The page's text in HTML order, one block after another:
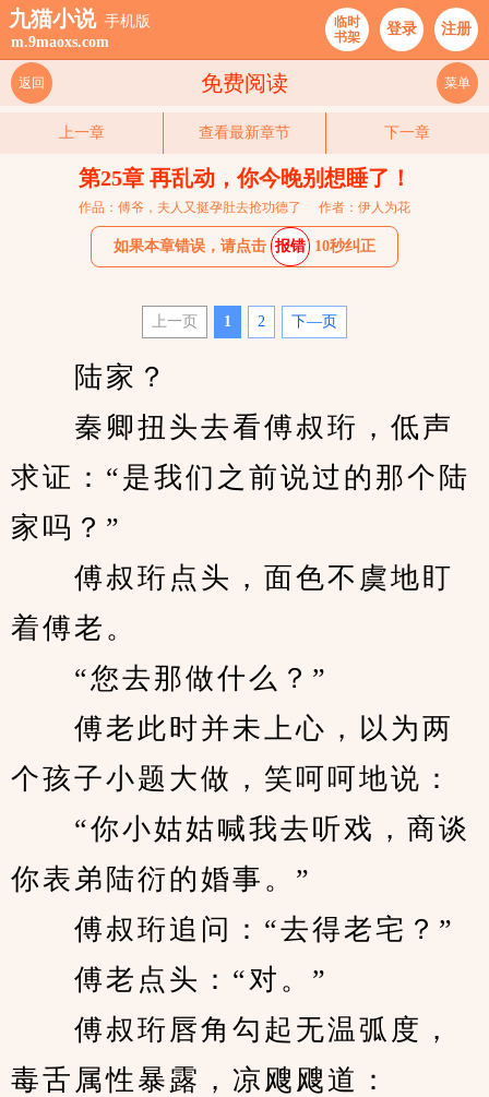
九猫小说 手机版
m.9maoxs.com
临时
书架
登录 注册
免费阅读
返回 菜单
上一章 查看最新章节 下一章
第25章 再乱动，你今晚别想睡了！
作品：傅爷，夫人又挺孕肚去抢功德了 作者：伊人为花
如果本章错误，请点击 报错 10秒纠正
上一页 1 2 下—页
陆家？
秦卿扭头去看傅叔珩，低声
求证：“是我们之前说过的那个陆
家吗？”
傅叔珩点头，面色不虞地盯
着傅老。
“您去那做什么？”
傅老此时并未上心，以为两
个孩子小题大做，笑呵呵地说：
“你小姑姑喊我去听戏，商谈
你表弟陆衍的婚事。”
傅叔珩追问：“去得老宅？”
傅老点头：“对。”
傅叔珩唇角勾起无温弧度，
毒舌属性暴露，凉飕飕道：